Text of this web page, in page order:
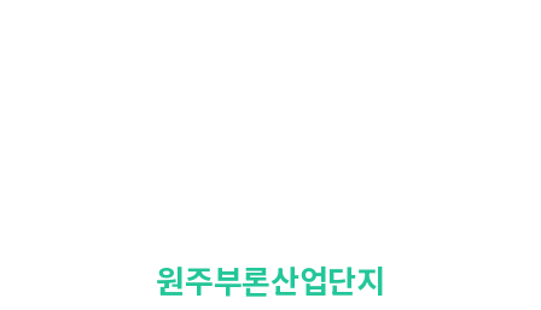
원주부론산업단지